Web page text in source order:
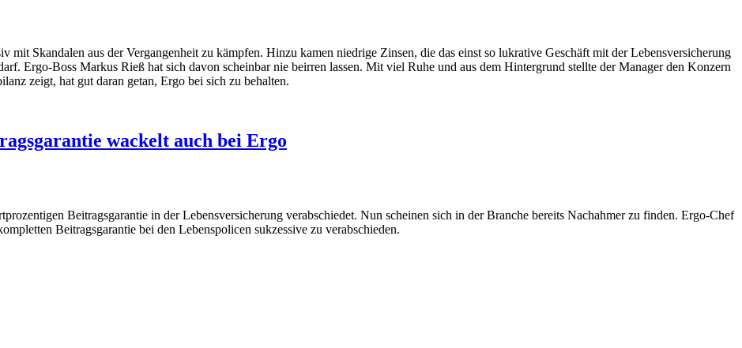
mit Skandalen aus der Vergangenheit zu kämpfen. Hinzu kamen niedrige Zinsen, die das einst so lukrative Geschäft mit der Lebensversicherung
Ergo-Boss Markus Rieß hat sich davon scheinbar nie beirren lassen. Mit viel Ruhe und aus dem Hintergrund stellte der Manager den Konzern
zeigt, hat gut daran getan, Ergo bei sich zu behalten.
wackelt auch bei Ergo
Beitragsgarantie in der Lebensversicherung verabschiedet. Nun scheinen sich in der Branche bereits Nachahmer zu finden. Ergo-Chef
Beitragsgarantie bei den Lebenspolicen sukzessive zu verabschieden.